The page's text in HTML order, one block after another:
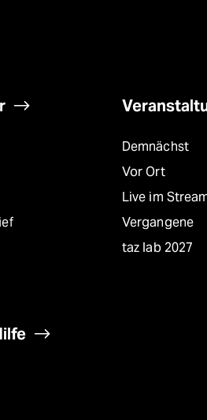
Demnächst
Vor Ort
Live im
Vergangene
taz lab 2027